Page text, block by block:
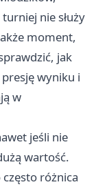
nie służy
moment,
jak
wyniku i
w
jeśli nie
wartość.
różnica